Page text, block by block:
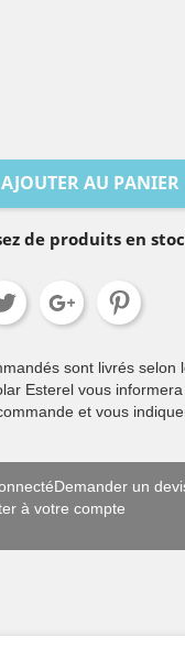
AJOUTER AU PANIER
de produits en
sont livrés selon
Esterel vous
et vous
un
à votre compte